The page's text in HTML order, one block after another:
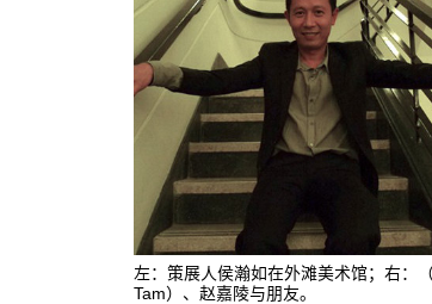
左：策展人侯瀚如在外滩美术馆；右：
Tam）、赵嘉陵与朋友。